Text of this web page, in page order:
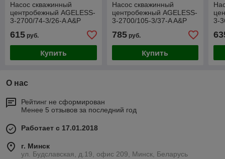
Насос скважинный
центробежный AGELESS-
3-2700/74-3/26-A A&P
615 руб.
Купить
Насос скважинный
центробежный AGELESS-
3-2700/105-3/37-A A&P
785руб.
Купить
3-
О нас
Рейтинг не сформирован
Менее 5 отзывов за последний год
Работает с 17.01.2018
г. Минск
ул. Будславская, д.19, офис 209, Минск, Беларусь